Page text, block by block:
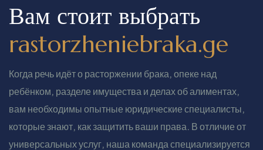
Вам стоит выбрать
rastorzheniebraka.ge
Когда речь идёт о расторжении брака, опеке над
ребёнком, разделе имущества и делах об алиментах,
вам необходимы опытные юридические специалисты,
которые знают, как защитить ваши права. В отличие от
универсальных услуг, наша команда специализируется